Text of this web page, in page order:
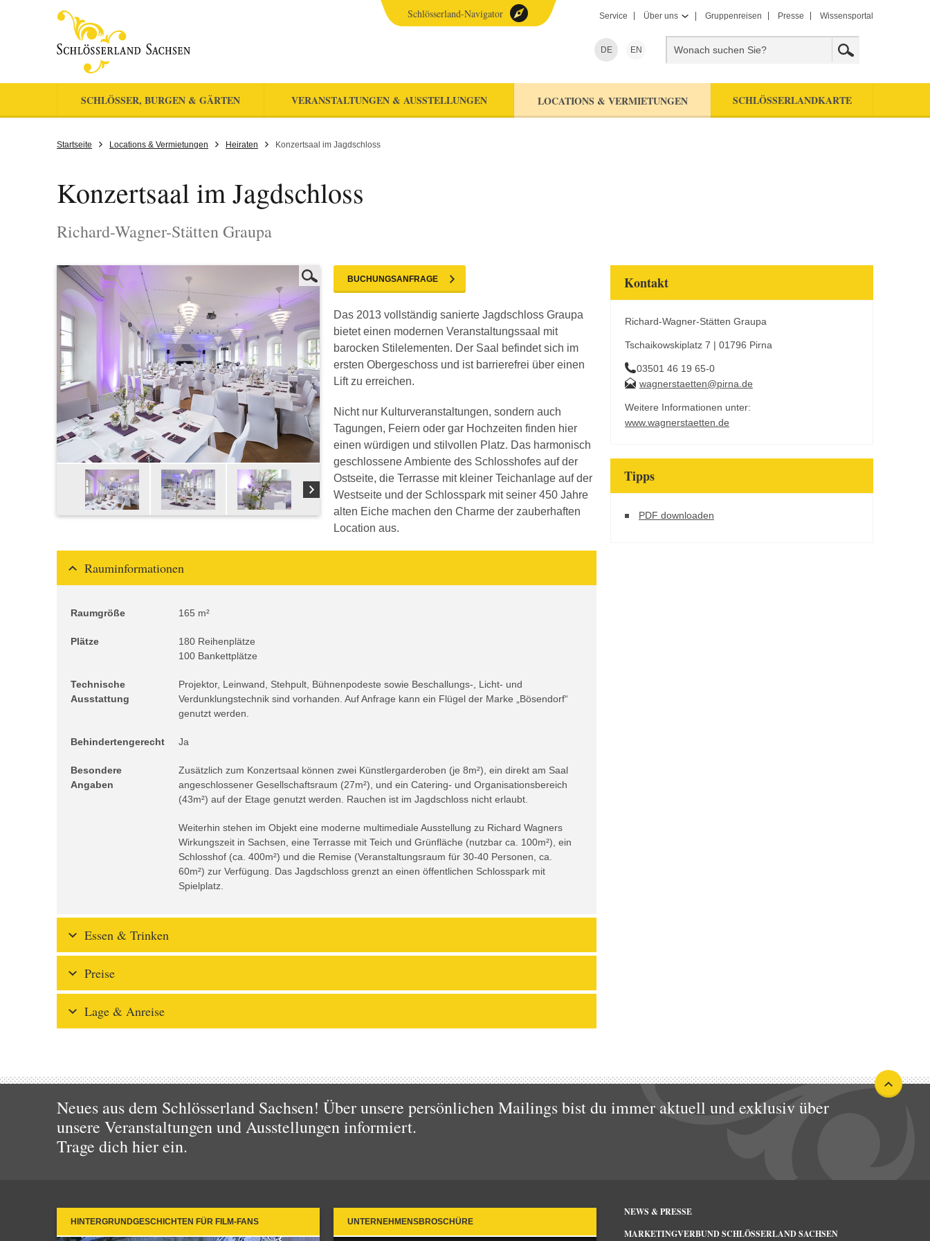
Service Über uns Gruppenreisen Presse Wissensportal
DE EN
SCHLÖSSER, BURGEN & GÄRTEN VERANSTALTUNGEN & AUSSTELLUNGEN LOCATIONS & VERMIETUNGEN SCHLÖSSERLANDKARTE
Schlösserland-Navigator
Startseite Locations & Vermietungen Heiraten Konzertsaal im Jagdschloss
Konzertsaal im Jagdschloss
Richard-Wagner-Stätten Graupa
BUCHUNGSANFRAGE
Das 2013 vollständig sanierte Jagdschloss Graupa
bietet einen modernen Veranstaltungssaal mit
barocken Stilelementen. Der Saal befindet sich im
ersten Obergeschoss und ist barrierefrei über einen
Lift zu erreichen.
Nicht nur Kulturveranstaltungen, sondern auch
Tagungen, Feiern oder gar Hochzeiten finden hier
einen würdigen und stilvollen Platz. Das harmonisch
geschlossene Ambiente des Schlosshofes auf der
Ostseite, die Terrasse mit kleiner Teichanlage auf der
Westseite und der Schlosspark mit seiner 450 Jahre
alten Eiche machen den Charme der zauberhaften
Location aus.
Rauminformationen
Raumgröße 165 m²
Plätze
180 Reihenplätze
100 Bankettplätze
Technische
Ausstattung
Projektor, Leinwand, Stehpult, Bühnenpodeste sowie Beschallungs-, Licht- und
Verdunklungstechnik sind vorhanden. Auf Anfrage kann ein Flügel der Marke „Bösendorf“
genutzt werden.
Behindertengerecht Ja
Besondere
Angaben
Zusätzlich zum Konzertsaal können zwei Künstlergarderoben (je 8m²), ein direkt am Saal
angeschlossener Gesellschaftsraum (27m²), und ein Catering- und Organisationsbereich
(43m²) auf der Etage genutzt werden. Rauchen ist im Jagdschloss nicht erlaubt.
Weiterhin stehen im Objekt eine moderne multimediale Ausstellung zu Richard Wagners
Wirkungszeit in Sachsen, eine Terrasse mit Teich und Grünfläche (nutzbar ca. 100m²), ein
Schlosshof (ca. 400m²) und die Remise (Veranstaltungsraum für 30-40 Personen, ca.
60m²) zur Verfügung. Das Jagdschloss grenzt an einen öffentlichen Schlosspark mit
Spielplatz.
Essen & Trinken
Preise
Lage & Anreise
Kontakt
Richard-Wagner-Stätten Graupa
Tschaikowskiplatz 7 | 01796 Pirna
03501 46 19 65-0
wagnerstaetten@pirna.de
Weitere Informationen unter:
www.wagnerstaetten.de
Tipps
PDF downloaden
Neues aus dem Schlösserland Sachsen! Über unsere persönlichen Mailings bist du immer aktuell und exklusiv über
unsere Veranstaltungen und Ausstellungen informiert.
Trage dich hier ein.
HINTERGRUNDGESCHICHTEN FÜR FILM-FANS UNTERNEHMENSBROSCHÜRE
NEWS & PRESSE
MARKETINGVERBUND SCHLÖSSERLAND SACHSEN